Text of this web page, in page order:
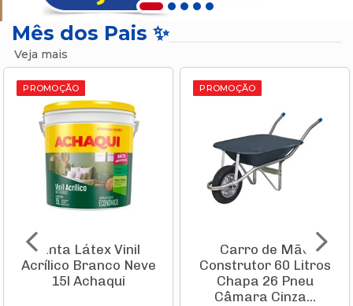
Mês dos Pais ✨
Veja mais
PROMOÇÃO
Carro de Mão
Construtor 60 Litros
Chapa 26 Pneu
PROMOÇÃO
Aspirador de Pó
Vertical Vcl 1 Stick
1000w 220v
11982210 Ka...